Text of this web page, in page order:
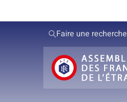
Faire une recherche